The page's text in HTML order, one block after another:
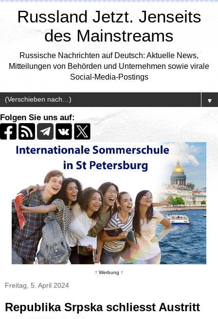
Russland Jetzt. Jenseits
des Mainstreams
Russische Nachrichten auf Deutsch: Aktuelle News,
Mitteilungen von Behörden und Unternehmen sowie virale
Social-Media-Postings
▼
Folgen Sie uns auf:
↑ Werbung ↑
Freitag, 5. April 2024
Republika Srpska schliesst Austritt